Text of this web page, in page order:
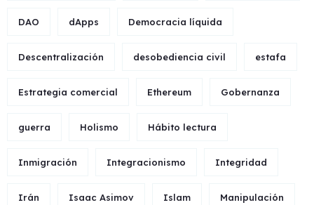
DAO dApps Democracia líquida
Descentralización desobediencia civil estafa
Estrategia comercial Ethereum Gobernanza
guerra Holismo Hábito lectura
Inmigración Integracionismo Integridad
Irán Isaac Asimov Islam Manipulación